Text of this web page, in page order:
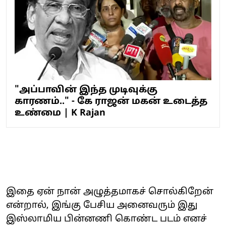
"அப்பாவின் இந்த முடிவுக்கு
காரணம்.." - கே ராஜன் மகன் உடைத்த
உண்மை | K Rajan
இதை ஏன் நான் அழுத்தமாகச் சொல்கிறேன்
என்றால், இங்கு பேசிய அனைவரும் இது
இஸ்லாமிய பின்னணி கொண்ட படம் எனச்